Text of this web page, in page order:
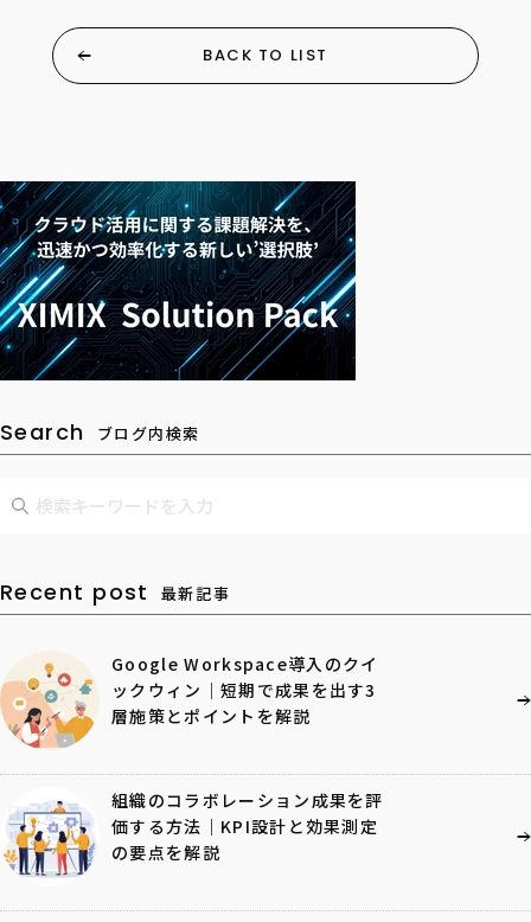
BACK TO LIST
Search ブログ内検索
Recent post 最新記事
Google Workspace導入のクイ
ックウィン｜短期で成果を出す3
層施策とポイントを解説
組織のコラボレーション成果を評
価する方法｜KPI設計と効果測定
の要点を解説